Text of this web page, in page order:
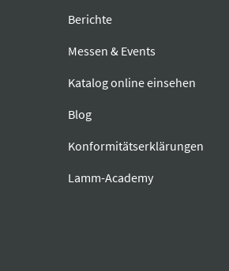
Berichte
Messen & Events
Katalog online einsehen
Blog
Konformitätserklärungen
Lamm-Academy